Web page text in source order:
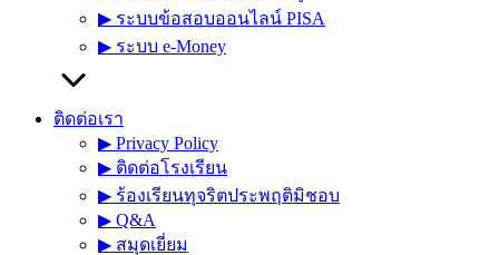
▶︎ ระบบข้อสอบออนไลน์ PISA
▶︎ ระบบ e-Money
ติดต่อเรา
▶︎ Privacy Policy
▶︎ ติดต่อโรงเรียน
▶︎ ร้องเรียนทุจริตประพฤติมิชอบ
▶︎ Q&A
▶︎ สมุดเยี่ยม